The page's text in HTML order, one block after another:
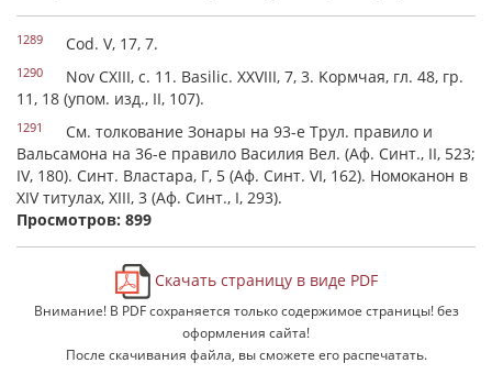
1289 Cod. V, 17, 7.
1290 Nov СХIII, с. 11. Basilic. XXVIII, 7, 3. Κοрмчая, гл. 48, гр.
11, 18 (упом. изд., II, 107).
1291
См. толкование Зонары на 93-е Трул. правило и
Вальсамона на 36-е правило Василия Вел. (Аф. Синт., II, 523;
IV, 180). Синт. Властара, Г, 5 (Аф. Синт. VI, 162). Номоканон в
XIV титулах, XIII, 3 (Аф. Синт., I, 293).
Просмотров: 899
Скачать страницу в виде PDF
Внимание! В PDF сохраняется только содержимое страницы! без
оформления сайта!
После скачивания файла, вы сможете его распечатать.